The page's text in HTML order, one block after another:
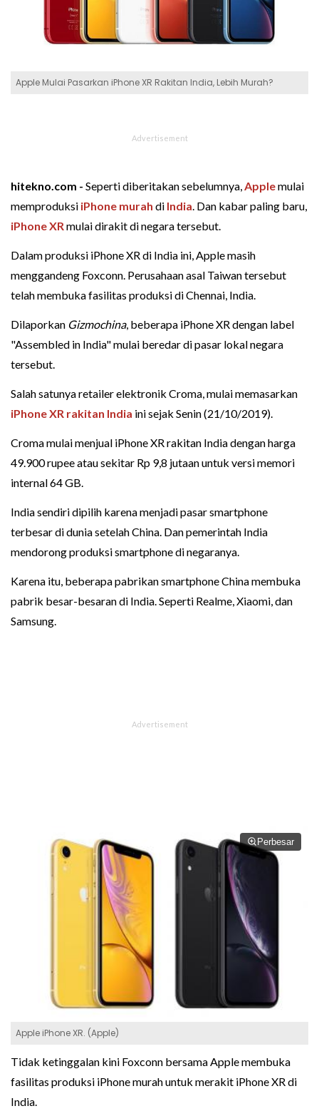
Apple Mulai Pasarkan iPhone XR Rakitan India, Lebih Murah?
hitekno.com - Seperti diberitakan sebelumnya,Applemulai
memproduksi iPhone murah di India. Dan kabar paling baru,
iPhone XRmulai dirakit di negara tersebut.
Dalam produksi iPhone XR di India ini, Apple masih
menggandeng Foxconn. Perusahaan asal Taiwan tersebut
telah membuka fasilitas produksi di Chennai, India.
Dilaporkan Gizmochina, beberapa iPhone XR dengan label
"Assembled in India" mulai beredar di pasar lokal negara
tersebut.
Salah satunya retailer elektronik Croma, mulai memasarkan
iPhone XR rakitan India ini sejak Senin (21/10/2019).
Croma mulai menjual iPhone XR rakitan India dengan harga
49.900 rupee atau sekitar Rp 9,8 jutaan untuk versi memori
internal 64 GB.
India sendiri dipilih karena menjadi pasar smartphone
terbesar di dunia setelah China. Dan pemerintah India
mendorong produksi smartphone di negaranya.
Karena itu, beberapa pabrikan smartphone China membuka
pabrik besar-besaran di India. Seperti Realme, Xiaomi, dan
Samsung.
Perbesar
Apple iPhone XR. (Apple)
Tidak ketinggalan kini Foxconn bersama Apple membuka
fasilitas produksi iPhone murah untuk merakit iPhone XR di
India.